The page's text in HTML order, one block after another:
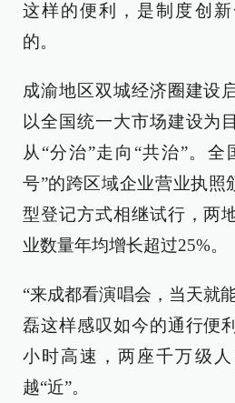
这样的便利，是制度创
的。
成渝地区双城经济圈建设
以全国统一大市场建设为
从“分治”走向“共治”。
号”的跨区域企业营业执照
型登记方式相继试行，两
业数量年均增长超过25%。
“来成都看演唱会，当天就
磊这样感叹如今的通行便
小时高速，两座千万级
越“近”。